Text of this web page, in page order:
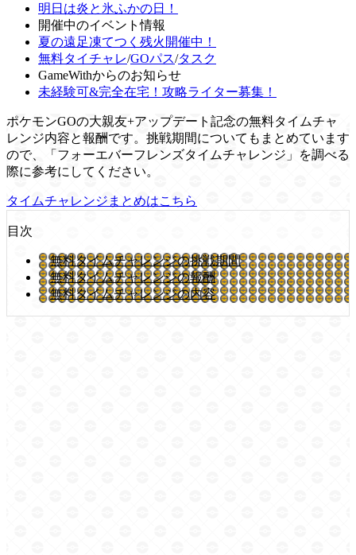
明日は炎と氷ふかの日！
開催中のイベント情報
夏の遠足凍てつく残火開催中！
無料タイチャレ/GOパス/タスク
GameWithからのお知らせ
未経験可&完全在宅！攻略ライター募集！
ポケモンGOの大親友+アップデート記念の無料タイムチャ
レンジ内容と報酬です。挑戦期間についてもまとめています
ので、「フォーエバーフレンズタイムチャレンジ」を調べる
際に参考にしてください。
タイムチャレンジまとめはこちら
目次
無料タイムチャレンジの挑戦期間
無料タイムチャレンジの報酬
無料タイムチャレンジの内容